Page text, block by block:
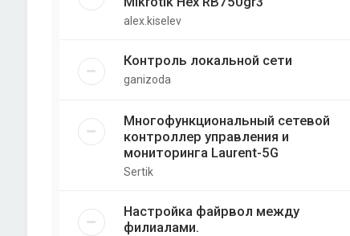
alex.kiselev
Контроль локальной сети
ganizoda
Многофункциональный сетевой
контроллер управления и
мониторинга Laurent-5G
Sertik
Настройка файрвол между
филиалами.